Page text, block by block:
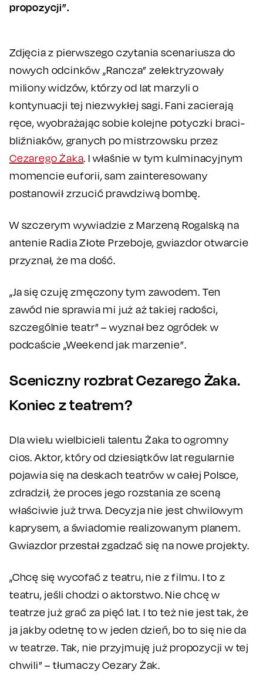
propozycji”.
Zdjęcia z pierwszego czytania scenariusza do
nowych odcinków „Rancza” zelektryzowały
miliony widzów, którzy od lat marzyli o
kontynuacji tej niezwykłej sagi. Fani zacierają
ręce, wyobrażając sobie kolejne potyczki braci-
bliźniaków, granych po mistrzowsku przez
Cezarego Żaka. I właśnie w tym kulminacyjnym
momencie euforii, sam zainteresowany
postanowił zrzucić prawdziwą bombę.
W szczerym wywiadzie z Marzeną Rogalską na
antenie Radia Złote Przeboje, gwiazdor otwarcie
przyznał, że ma dość.
„Ja się czuję zmęczony tym zawodem. Ten
zawód nie sprawia mi już aż takiej radości,
szczególnie teatr” – wyznał bez ogródek w
podcaście „Weekend jak marzenie”.
Sceniczny rozbrat Cezarego Żaka.
Koniec z teatrem?
Dla wielu wielbicieli talentu Żaka to ogromny
cios. Aktor, który od dziesiątków lat regularnie
pojawia się na deskach teatrów w całej Polsce,
zdradził, że proces jego rozstania ze sceną
właściwie już trwa. Decyzja nie jest chwilowym
kaprysem, a świadomie realizowanym planem.
Gwiazdor przestał zgadzać się na nowe projekty.
„Chcę się wycofać z teatru, nie z filmu. I to z
teatru, jeśli chodzi o aktorstwo. Nie chcę w
teatrze już grać za pięć lat. I to też nie jest tak, że
ja jakby odetnę to w jeden dzień, bo to się nie da
w teatrze. Tak, nie przyjmuję już propozycji w tej
chwili” – tłumaczy Cezary Żak.